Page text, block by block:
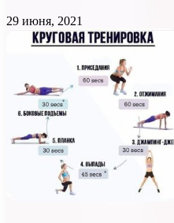
29 июня, 2021